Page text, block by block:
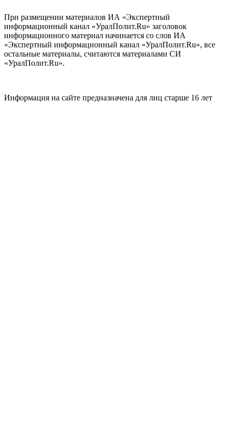
При размещении материалов ИА «Экспертный
информационный канал «УралПолит.Ru» заголовок
информационного материал начинается со слов ИА
«Экспертный информационный канал «УралПолит.Ru», все
остальные материалы, считаются материалами СИ
«УралПолит.Ru».
Информация на сайте предназначена для лиц старше 16 лет